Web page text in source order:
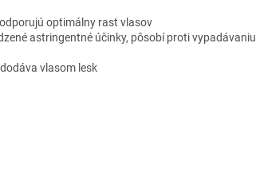
optimálny rast vlasov
astringentné účinky, pôsobí proti vypadávaniu
vlasom lesk